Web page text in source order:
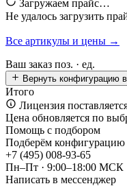
Загружаем прайс…
Не удалось загрузить
Все артикулы и цены →
Ваш заказ поз. · ед.
Вернуть конфигурацию
Итого
Лицензия
Цена обновляется по
Помощь с подбором
Подберём конфигурацию
+7 (495) 008-93-65
Пн–Пт · 9:00–18:00 МСК
Написать в мессенджер